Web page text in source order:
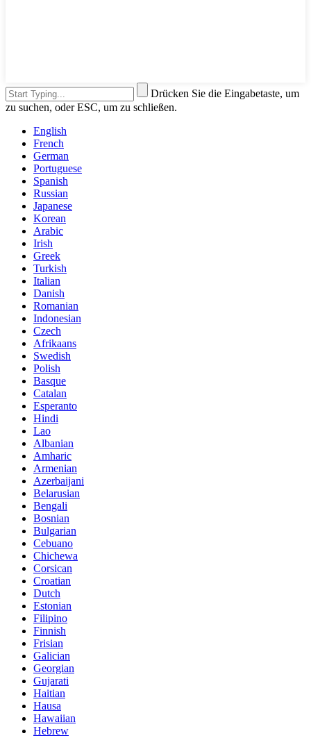
Drücken Sie die Eingabetaste, um
zu suchen, oder ESC, um zu schließen.
English
French
German
Portuguese
Spanish
Russian
Japanese
Korean
Arabic
Irish
Greek
Turkish
Italian
Danish
Romanian
Indonesian
Czech
Afrikaans
Swedish
Polish
Basque
Catalan
Esperanto
Hindi
Lao
Albanian
Amharic
Armenian
Azerbaijani
Belarusian
Bengali
Bosnian
Bulgarian
Cebuano
Chichewa
Corsican
Croatian
Dutch
Estonian
Filipino
Finnish
Frisian
Galician
Georgian
Gujarati
Haitian
Hausa
Hawaiian
Hebrew